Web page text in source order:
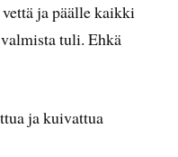
ja päälle kaikki
tuli. Ehkä
ja kuivattua